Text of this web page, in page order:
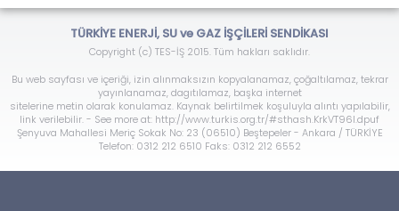
TÜRKİYE ENERJİ, SU ve GAZ İŞÇİLERİ SENDİKASI
Copyright (c) TES-İŞ 2015. Tüm hakları saklıdır.
Bu web sayfası ve içeriği, izin alınmaksızın kopyalanamaz, çoğaltılamaz, tekrar
yayınlanamaz, dagıtılamaz, başka internet
sitelerine metin olarak konulamaz. Kaynak belirtilmek koşuluyla alıntı yapılabilir,
link verilebilir. - See more at: http://www.turkis.org.tr/#sthash.KrkVT96l.dpuf
Şenyuva Mahallesi Meriç Sokak No: 23 (06510) Beştepeler - Ankara / TÜRKİYE
Telefon: 0312 212 6510 Faks: 0312 212 6552